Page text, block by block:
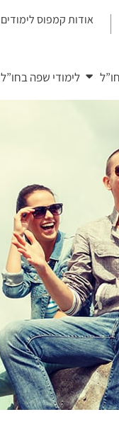
אודות קמפוס לימודים
לימודי שפה בחו”ל